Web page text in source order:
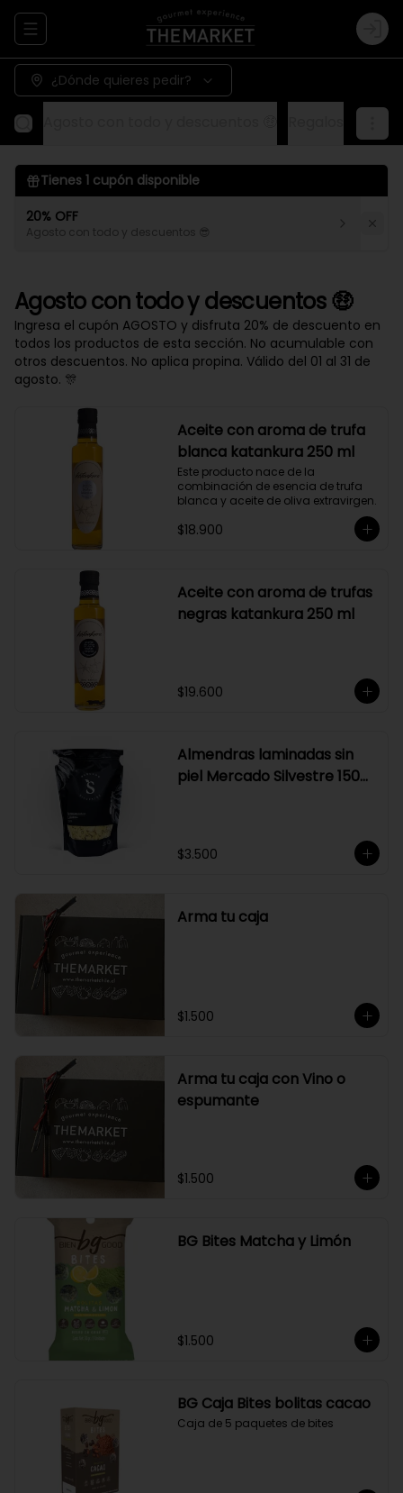
Abrir menu de navegación Login
¿Dónde quieres pedir?
Tienes 1 cupón disponible
20% OFF
Agosto con todo y descuentos 😎
Agosto con todo y descuentos 🤑
Ingresa el cupón AGOSTO y disfruta 20% de descuento en
todos los productos de esta sección. No acumulable con
otros descuentos. No aplica propina. Válido del 01 al 31 de
agosto. 🎊
Aceite con aroma de trufa
blanca katankura 250 ml
Este producto nace de la
combinación de esencia de trufa
blanca y aceite de oliva extravirgen.
$18.900
Aceite con aroma de trufas
negras katankura 250 ml
$19.600
Almendras laminadas sin
piel Mercado Silvestre 150
$3.500
Arma tu caja
$1.500
Arma tu caja con Vino o
espumante
$1.500
BG Bites Matcha y Limón
$1.500
BG Caja Bites bolitas cacao
Caja de 5 paquetes de bites